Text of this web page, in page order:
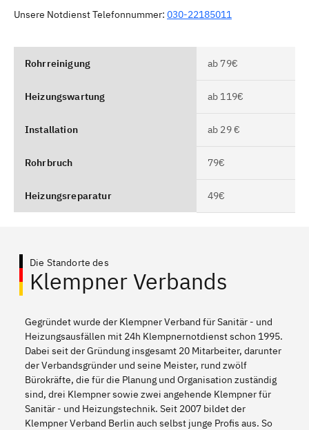
Unsere Notdienst Telefonnummer: 030-22185011
Rohrreinigung ab 79€
Heizungswartung ab 119€
Installation ab 29 €
Rohrbruch 79€
Heizungsreparatur 49€
Die Standorte des
Klempner Verbands
Gegründet wurde der Klempner Verband für Sanitär - und
Heizungsausfällen mit 24h Klempnernotdienst schon 1995.
Dabei seit der Gründung insgesamt 20 Mitarbeiter, darunter
der Verbandsgründer und seine Meister, rund zwölf
Bürokräfte, die für die Planung und Organisation zuständig
sind, drei Klempner sowie zwei angehende Klempner für
Sanitär - und Heizungstechnik. Seit 2007 bildet der
Klempner Verband Berlin auch selbst junge Profis aus. So